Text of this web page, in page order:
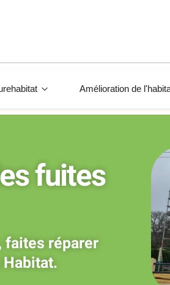
Amélioration de
fuites
faites réparer